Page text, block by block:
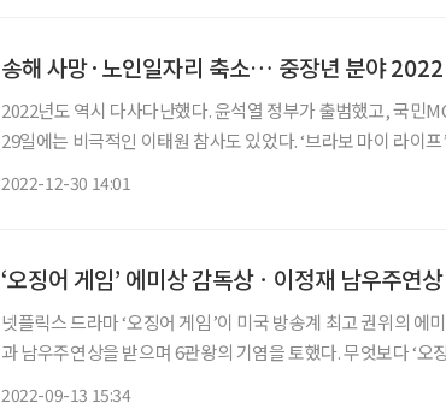
송해 사망·노인일자리 축소… 중장년 분야
2022년도 역시 다사다난했다. 윤석열 정부가 출범했고, 국민
29일에는 비극적인 이태원 참사도 있었다. ‘브라보 마이 라이
2022-12-30 14:01
‘오징어 게임’ 에미상 감독상ㆍ이정재 남우주연
넷플릭스 드라마 ‘오징어 게임’이 미국 방송계 최고 권위의
과 남우주연상을 받으며 6관왕의 기염을 토했다. 무엇보다 ‘오
2022-09-13 15:34